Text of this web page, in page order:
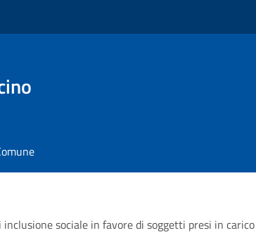
sociale in favore di soggetti presi in